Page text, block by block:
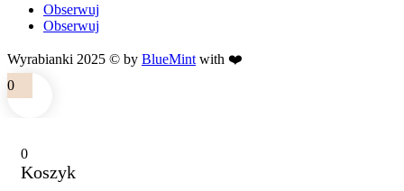
Obserwuj
Obserwuj
Wyrabianki 2025 © by BlueMint with ❤️
0
0
Koszyk